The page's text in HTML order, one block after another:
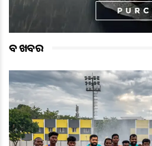
ବଡ ଖବର